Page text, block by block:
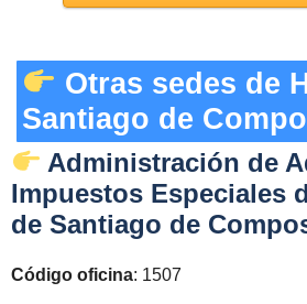
Otras sedes de
Santiago de
Administración de
Impuestos Especiales
de Santiago de
Código oficina: 1507